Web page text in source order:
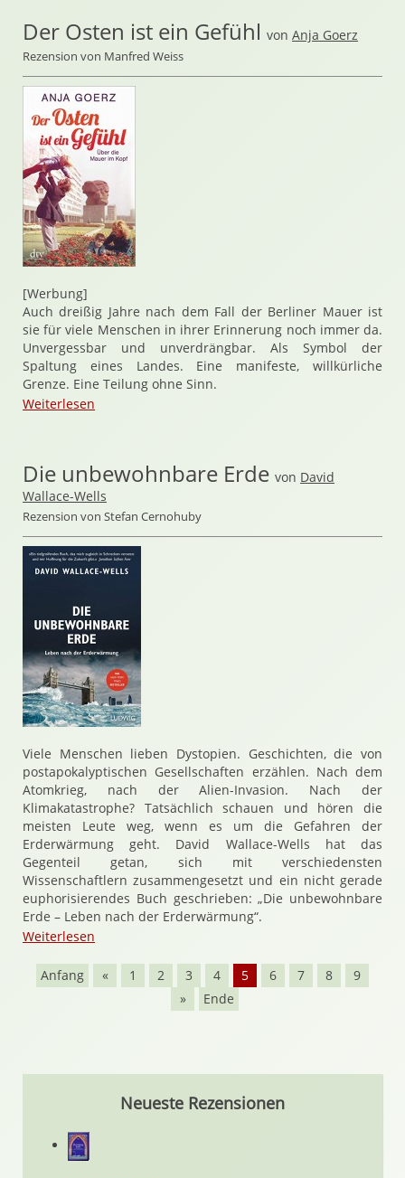
Der Osten ist ein Gefühl von Anja Goerz
Rezension von Manfred Weiss
[Werbung]
Auch dreißig Jahre nach dem Fall der Berliner Mauer ist
sie für viele Menschen in ihrer Erinnerung noch immer da.
Unvergessbar und unverdrängbar. Als Symbol der
Spaltung eines Landes. Eine manifeste, willkürliche
Grenze. Eine Teilung ohne Sinn.
Weiterlesen
Die unbewohnbare Erde von David
Wallace-Wells
Rezension von Stefan Cernohuby
Viele Menschen lieben Dystopien. Geschichten, die von
postapokalyptischen Gesellschaften erzählen. Nach dem
Atomkrieg, nach der Alien-Invasion. Nach der
Klimakatastrophe? Tatsächlich schauen und hören die
meisten Leute weg, wenn es um die Gefahren der
Erderwärmung geht. David Wallace-Wells hat das
Gegenteil getan, sich mit verschiedensten
Wissenschaftlern zusammengesetzt und ein nicht gerade
euphorisierendes Buch geschrieben: „Die unbewohnbare
Erde – Leben nach der Erderwärmung“.
Weiterlesen
Anfang « 1 2 3 4 5 6 7 8
9
»
Ende
Neueste Rezensionen